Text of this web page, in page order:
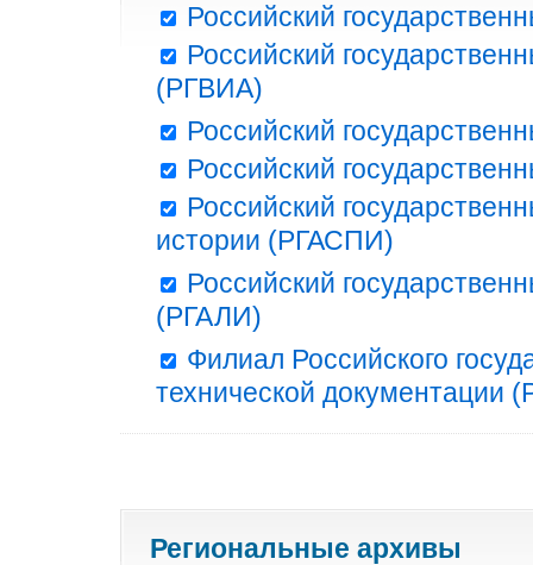
Российский
Российский
(РГВИА)
Российский
Российский
Российский
истории (РГАСПИ)
Российский
(РГАЛИ)
Филиал Российского
технической документации
Региональные архивы